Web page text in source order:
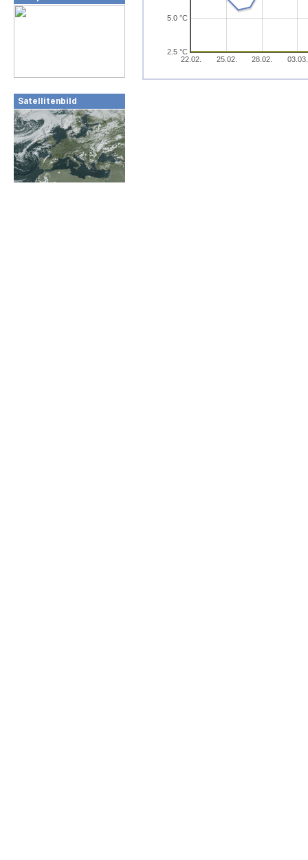
Satellitenbild
22.02. 25.02. 28.02. 03.03.
2.5 °C
5.0 °C